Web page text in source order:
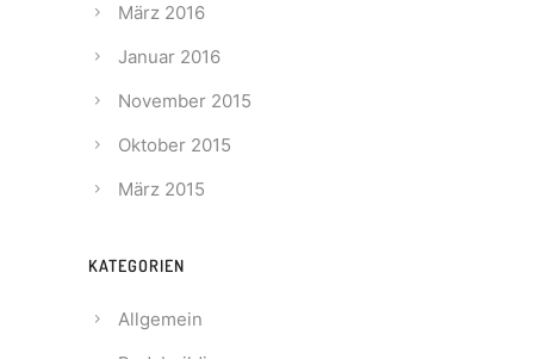
März 2016
Januar 2016
November 2015
Oktober 2015
März 2015
KATEGORIEN
Allgemein